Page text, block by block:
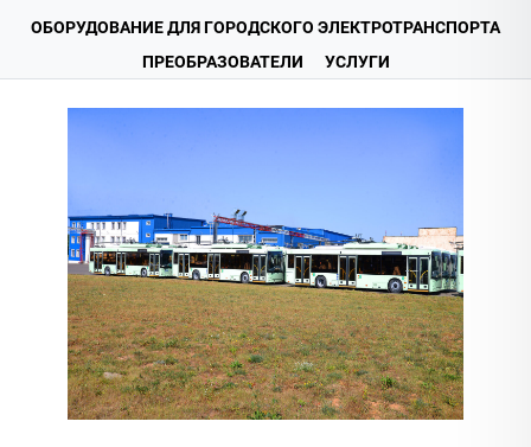
ОБОРУДОВАНИЕ ДЛЯ ГОРОДСКОГО ЭЛЕКТРОТРАНСПОРТА
ПРЕОБРАЗОВАТЕЛИ
УСЛУГИ